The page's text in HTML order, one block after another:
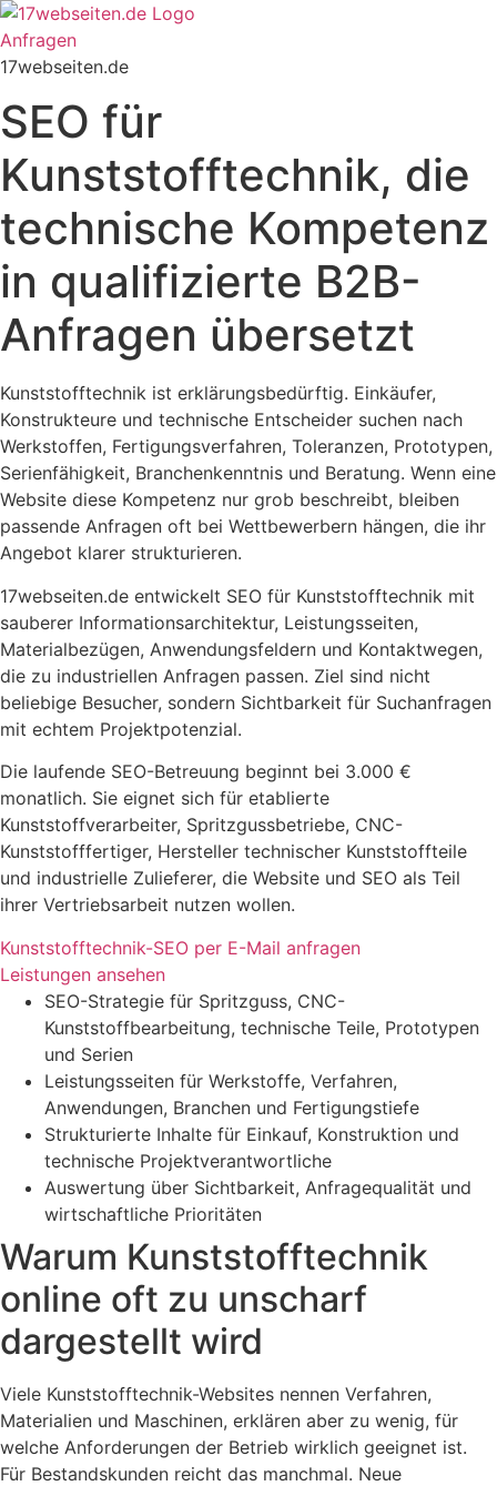
Zum
Inhalt
springen
Anfragen
17webseiten.de
SEO für
Kunststofftechnik, die
technische Kompetenz
in qualifizierte B2B-
Anfragen übersetzt
Kunststofftechnik ist erklärungsbedürftig. Einkäufer,
Konstrukteure und technische Entscheider suchen nach
Werkstoffen, Fertigungsverfahren, Toleranzen, Prototypen,
Serienfähigkeit, Branchenkenntnis und Beratung. Wenn eine
Website diese Kompetenz nur grob beschreibt, bleiben
passende Anfragen oft bei Wettbewerbern hängen, die ihr
Angebot klarer strukturieren.
17webseiten.de entwickelt SEO für Kunststofftechnik mit
sauberer Informationsarchitektur, Leistungsseiten,
Materialbezügen, Anwendungsfeldern und Kontaktwegen,
die zu industriellen Anfragen passen. Ziel sind nicht
beliebige Besucher, sondern Sichtbarkeit für Suchanfragen
mit echtem Projektpotenzial.
Die laufende SEO-Betreuung beginnt bei 3.000 €
monatlich. Sie eignet sich für etablierte
Kunststoffverarbeiter, Spritzgussbetriebe, CNC-
Kunststofffertiger, Hersteller technischer Kunststoffteile
und industrielle Zulieferer, die Website und SEO als Teil
ihrer Vertriebsarbeit nutzen wollen.
Kunststofftechnik-SEO per E-Mail anfragen
Leistungen ansehen
SEO-Strategie für Spritzguss, CNC-
Kunststoffbearbeitung, technische Teile, Prototypen
und Serien
Leistungsseiten für Werkstoffe, Verfahren,
Anwendungen, Branchen und Fertigungstiefe
Strukturierte Inhalte für Einkauf, Konstruktion und
technische Projektverantwortliche
Auswertung über Sichtbarkeit, Anfragequalität und
wirtschaftliche Prioritäten
Warum Kunststofftechnik
online oft zu unscharf
dargestellt wird
Viele Kunststofftechnik-Websites nennen Verfahren,
Materialien und Maschinen, erklären aber zu wenig, für
welche Anforderungen der Betrieb wirklich geeignet ist.
Für Bestandskunden reicht das manchmal. Neue